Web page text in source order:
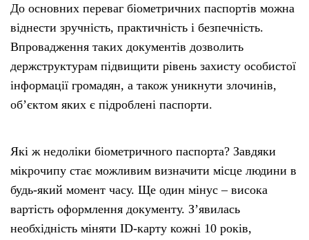
До основних переваг біометричних паспортів можна
віднести зручність, практичність і безпечність.
Впровадження таких документів дозволить
держструктурам підвищити рівень захисту особистої
інформації громадян, а також уникнути злочинів,
об’єктом яких є підроблені паспорти.
Які ж недоліки біометричного паспорта? Завдяки
мікрочипу стає можливим визначити місце людини в
будь-який момент часу. Ще один мінус – висока
вартість оформлення документу. З’явилась
необхідність міняти ID-карту кожні 10 років,